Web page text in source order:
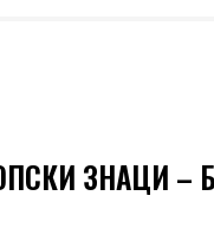
ЗНАЦИ –